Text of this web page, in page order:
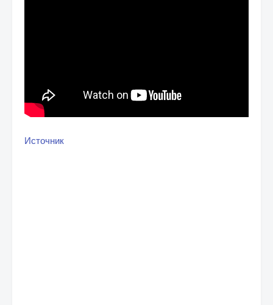
Источник